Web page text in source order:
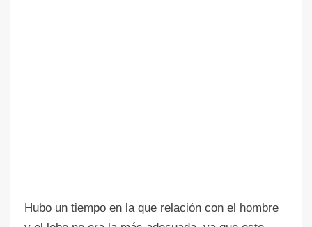
Hubo un tiempo en la que relación con el hombre